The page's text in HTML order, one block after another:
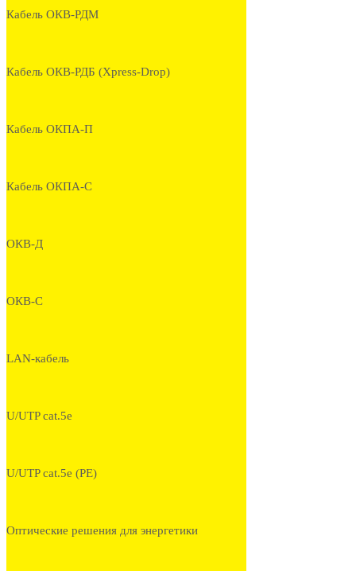
Кабель ОКВ-РДМ
Кабель ОКВ-РДБ (Xpress-Drop)
Кабель ОКПА-П
Кабель ОКПА-С
ОКВ-Д
ОКВ-С
LAN-кабель
U/UTP cat.5e
U/UTP cat.5e (PE)
Оптические решения для энергетики